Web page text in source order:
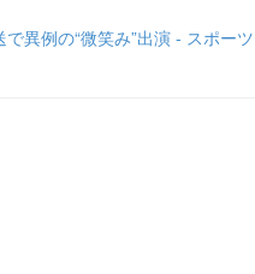
異例の“微笑み”出演 - スポーツ